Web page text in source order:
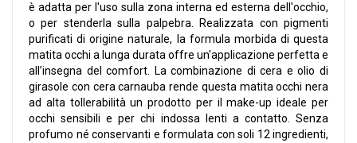
è adatta per l'uso sulla zona interna ed esterna dell'occhio,
o per stenderla sulla palpebra. Realizzata con pigmenti
purificati di origine naturale, la formula morbida di questa
matita occhi a lunga durata offre un'applicazione perfetta e
all’insegna del comfort. La combinazione di cera e olio di
girasole con cera carnauba rende questa matita occhi nera
ad alta tollerabilità un prodotto per il make-up ideale per
occhi sensibili e per chi indossa lenti a contatto. Senza
profumo né conservanti e formulata con soli 12 ingredienti,